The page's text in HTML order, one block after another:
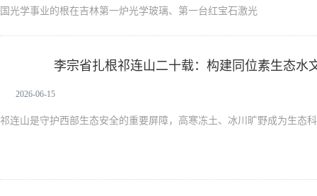
国光学事业的根在吉林第一炉光学玻璃、第一台红宝石激光
李宗省扎根祁连山二十载：构建同位素生态水
2026-06-15
祁连山是守护西部生态安全的重要屏障，高寒冻土、冰川旷野成为生态